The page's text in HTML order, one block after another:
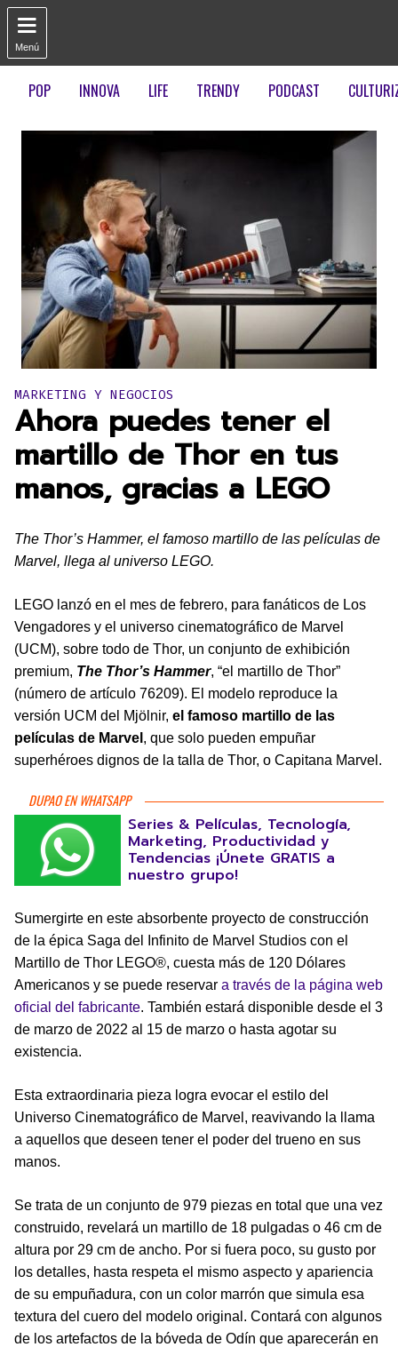

Menú
POP INNOVA LIFE TRENDY PODCAST
Publicado en:
MARKETING Y NEGOCIOS
Ahora puedes tener el
martillo de Thor en tus
manos, gracias a LEGO
The Thor’s Hammer, el famoso martillo de las películas de
Marvel, llega al universo LEGO.
LEGO lanzó en el mes de febrero, para fanáticos de Los
Vengadores y el universo cinematográfico de Marvel
(UCM), sobre todo de Thor, un conjunto de exhibición
premium, The Thor’s Hammer, “el martillo de Thor”
(número de artículo 76209). El modelo reproduce la
versión UCM del Mjölnir, el famoso martillo de las
películas de Marvel , que solo pueden empuñar
superhéroes dignos de la talla de Thor, o Capitana Marvel.
DUPAO EN WHATSAPP
Series & Películas, Tecnología,
Marketing, Productividad y
Tendencias ¡Únete GRATIS a
nuestro grupo!
Sumergirte en este absorbente proyecto de construcción
de la épica Saga del Infinito de Marvel Studios con el
Martillo de Thor LEGO®, cuesta más de 120 Dólares
Americanos y se puede reservar a través de la página web
oficial del fabricante. También estará disponible desde el 3
de marzo de 2022 al 15 de marzo o hasta agotar su
existencia.
Esta extraordinaria pieza logra evocar el estilo del
Universo Cinematográfico de Marvel, reavivando la llama
a aquellos que deseen tener el poder del trueno en sus
manos.
Se trata de un conjunto de 979 piezas en total que una vez
construido, revelará un martillo de 18 pulgadas o 46 cm de
altura por 29 cm de ancho. Por si fuera poco, su gusto por
los detalles, hasta respeta el mismo aspecto y apariencia
de su empuñadura, con un color marrón que simula esa
textura del cuero del modelo original. Contará con algunos
de los artefactos de la bóveda de Odín que aparecerán en